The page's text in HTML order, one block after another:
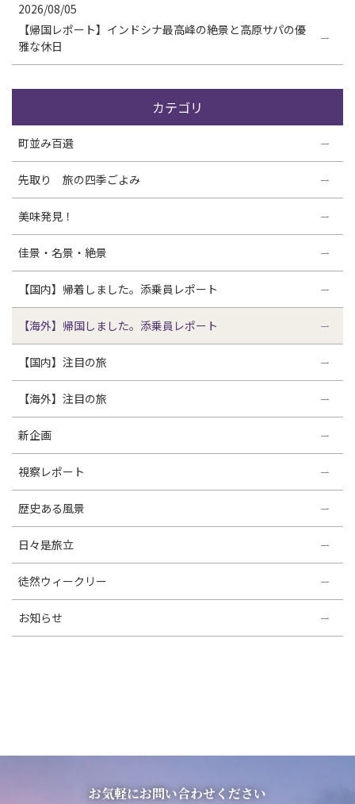
2026/08/05
【帰国レポート】インドシナ最高峰の絶景と高原サパの優
雅な休日
カテゴリ
町並み百選
先取り 旅の四季ごよみ
美味発見！
佳景・名景・絶景
【国内】帰着しました。添乗員レポート
【海外】帰国しました。添乗員レポート
【国内】注目の旅
【海外】注目の旅
新企画
視察レポート
歴史ある風景
日々是旅立
徒然ウィークリー
お知らせ
お気軽にお問い合わせください